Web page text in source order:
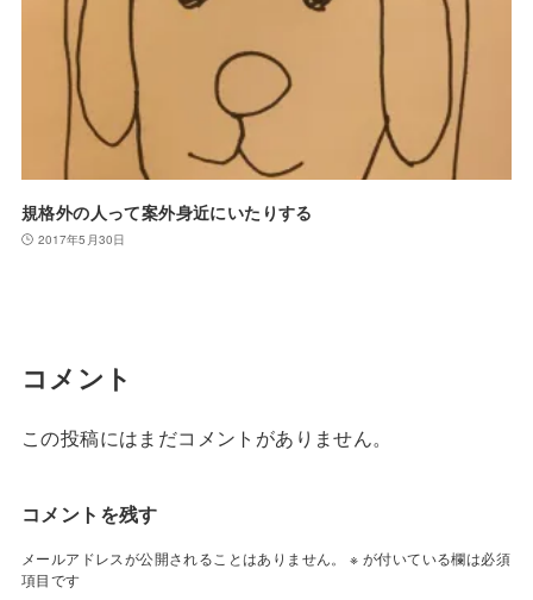
規格外の人って案外身近にいたりする
2017年5月30日
コメント
この投稿にはまだコメントがありません。
コメントを残す
メールアドレスが公開されることはありません。 ※ が付いている欄は必須
項目です